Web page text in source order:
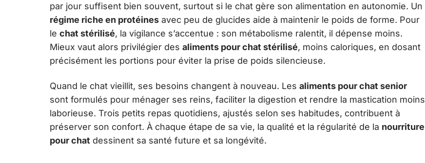
par jour suffisent bien souvent, surtout si le chat gère son alimentation en autonomie. Un
régime riche en protéines avec peu de glucides aide à maintenir le poids de forme. Pour
le chat stérilisé, la vigilance s’accentue : son métabolisme ralentit, il dépense moins.
Mieux vaut alors privilégier des aliments pour chat stérilisé, moins caloriques, en dosant
précisément les portions pour éviter la prise de poids silencieuse.
Quand le chat vieillit, ses besoins changent à nouveau. Les aliments pour chat senior
sont formulés pour ménager ses reins, faciliter la digestion et rendre la mastication moins
laborieuse. Trois petits repas quotidiens, ajustés selon ses habitudes, contribuent à
préserver son confort. À chaque étape de sa vie, la qualité et la régularité de la nourriture
pour chat dessinent sa santé future et sa longévité.